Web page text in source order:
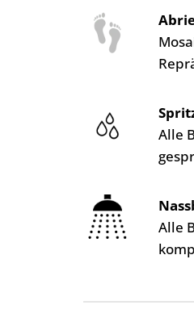
Alle
Alle